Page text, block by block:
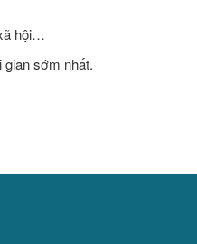
hội…
sớm nhất.